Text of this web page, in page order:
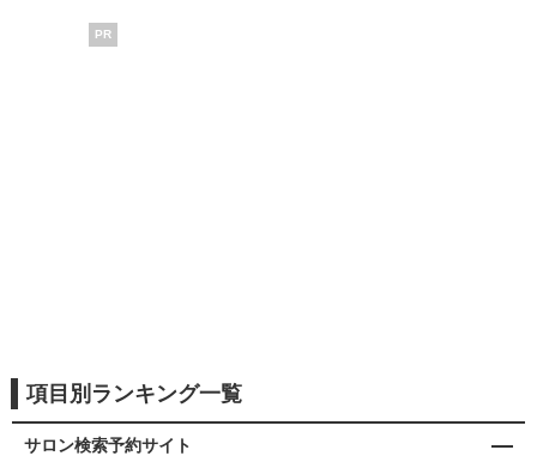
PR
項目別ランキング一覧
サロン検索予約サイト